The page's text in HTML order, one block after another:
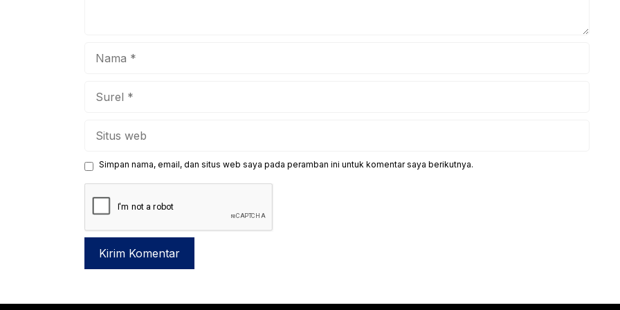
web
Simpan nama, email, dan situs web saya pada peramban ini untuk komentar saya berikutnya.